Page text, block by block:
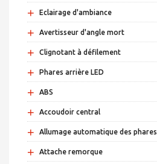
+ Eclairage d'ambiance
+ Avertisseur d'angle mort
+ Clignotant à défilement
+ Phares arrière LED
+ ABS
+ Accoudoir central
+ Allumage automatique des phares
+ Attache remorque